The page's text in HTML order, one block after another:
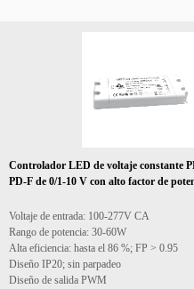
Controlador LED de voltaje constante
PD-F de 0/1-10 V con alto factor de
Voltaje de entrada: 100-277V CA
Rango de potencia: 30-60W
Alta eficiencia: hasta el 86 %; FP > 0.95
Diseño IP20; sin parpadeo
Diseño de salida PWM